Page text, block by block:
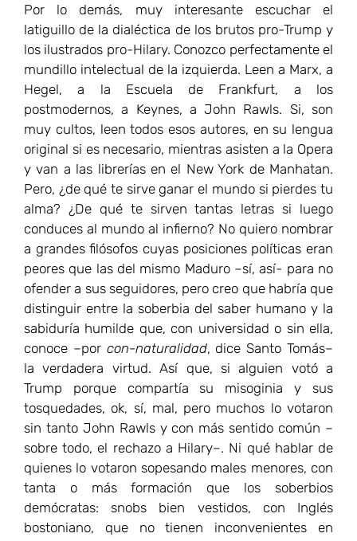
Por lo demás, muy interesante escuchar el
latiguillo de la dialéctica de los brutos pro-Trump y
los ilustrados pro-Hilary. Conozco perfectamente el
mundillo intelectual de la izquierda. Leen a Marx, a
Hegel, a la Escuela de Frankfurt, a los
postmodernos, a Keynes, a John Rawls. Si, son
muy cultos, leen todos esos autores, en su lengua
original si es necesario, mientras asisten a la Opera
y van a las librerías en el New York de Manhatan.
Pero, ¿de qué te sirve ganar el mundo si pierdes tu
alma? ¿De qué te sirven tantas letras si luego
conduces al mundo al infierno? No quiero nombrar
a grandes filósofos cuyas posiciones políticas eran
peores que las del mismo Maduro –sí, así- para no
ofender a sus seguidores, pero creo que habría que
distinguir entre la soberbia del saber humano y la
sabiduría humilde que, con universidad o sin ella,
conoce –por con-naturalidad, dice Santo Tomás–
la verdadera virtud. Así que, si alguien votó a
Trump porque compartía su misoginia y sus
tosquedades, ok, sí, mal, pero muchos lo votaron
sin tanto John Rawls y con más sentido común –
sobre todo, el rechazo a Hilary–. Ni qué hablar de
quienes lo votaron sopesando males menores, con
tanta o más formación que los soberbios
demócratas: snobs bien vestidos, con Inglés
bostoniano, que no tienen inconvenientes en